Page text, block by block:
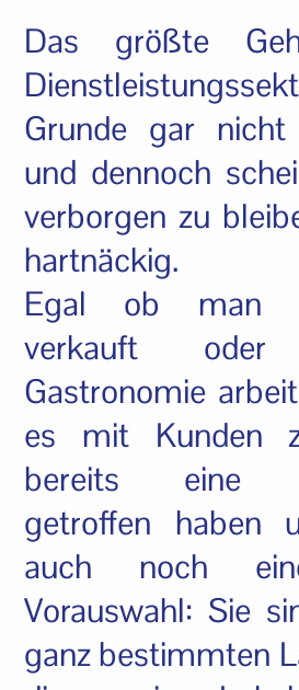
Das größte
Grunde gar
und dennoch
verborgen zu
hartnäckig.
Egal ob man
verkauft
Gastronomie
es mit Kunden
bereits eine
getroffen haben
auch noch
Vorauswahl: Sie
ganz bestimmten